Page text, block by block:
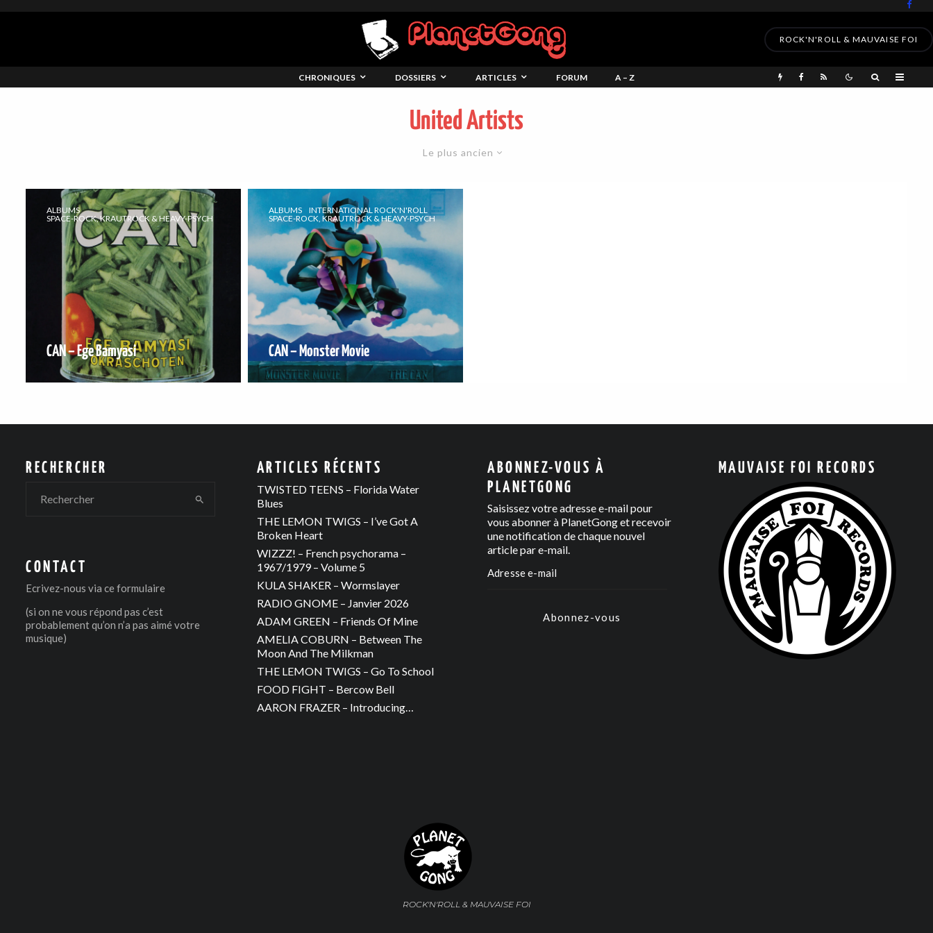
ROCK'N'ROLL & MAUVAISE FOI
CHRONIQUES DOSSIERS ARTICLES FORUM A – Z
United Artists
Le plus ancien
ALBUMS
SPACE-ROCK, KRAUTROCK & HEAVY-PSYCH
CAN – Ege Bamyasi
ALBUMS
INTERNATIONAL ROCK'N'ROLL
SPACE-ROCK, KRAUTROCK & HEAVY-PSYCH
CAN – Monster Movie
RECHERCHER
CONTACT
Ecrivez-nous via ce formulaire
(si on ne vous répond pas c’est
probablement qu’on n’a pas aimé votre
musique)
ARTICLES RÉCENTS
TWISTED TEENS – Florida Water
Blues
THE LEMON TWIGS – I’ve Got A
Broken Heart
WIZZZ! – French psychorama –
1967/1979 – Volume 5
KULA SHAKER – Wormslayer
RADIO GNOME – Janvier 2026
ADAM GREEN – Friends Of Mine
AMELIA COBURN – Between The
Moon And The Milkman
THE LEMON TWIGS – Go To School
FOOD FIGHT – Bercow Bell
AARON FRAZER – Introducing…
ABONNEZ-VOUS À
PLANETGONG
Saisissez votre adresse e-mail pour
vous abonner à PlanetGong et recevoir
une notification de chaque nouvel
article par e-mail.
Abonnez-vous
MAUVAISE FOI RECORDS
ROCK'N'ROLL & MAUVAISE FOI